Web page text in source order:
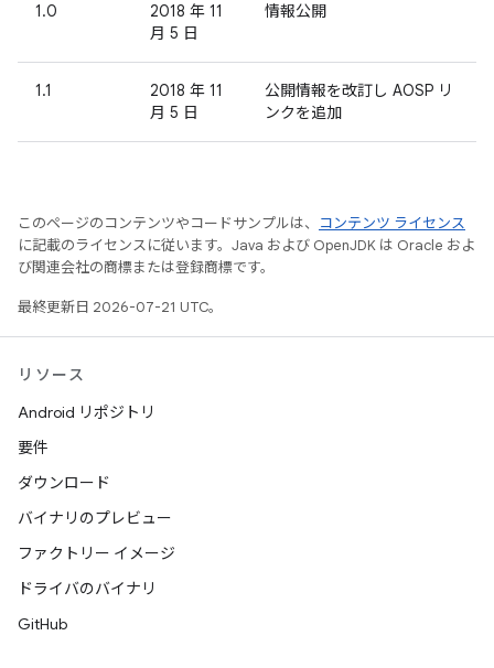
1.0
2018 年 11
月 5 日
情報公開
1.1
2018 年 11
月 5 日
公開情報を改訂し AOSP リ
ンクを追加
このページのコンテンツやコードサンプルは、
コンテンツ ライセンス
に記載のライセンスに従います。Java および OpenJDK は Oracle およ
び関連会社の商標または登録商標です。
最終更新日 2026-07-21 UTC。
リソース
Android リポジトリ
要件
ダウンロード
バイナリのプレビュー
ファクトリー イメージ
ドライバのバイナリ
GitHub